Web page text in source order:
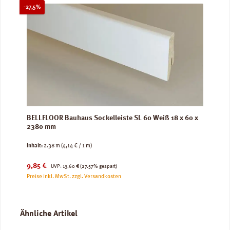
-27,5%Rabatt
BELLFLOOR Bauhaus Sockelleiste SL 60 Weiß 18 x 60 x
2380 mm
Inhalt:2.38 m (4,14 € / 1 m)
Verkaufspreis:
9,85 € UVP:
Regulärer Preis:
13,60 € (27.57% gespart)
Preise inkl. MwSt. zzgl. Versandkosten
Produktgalerie überspringen
Ähnliche Artikel